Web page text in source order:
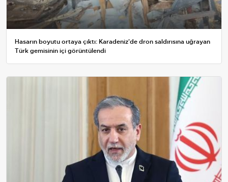
Hasarın boyutu ortaya çıktı: Karadeniz'de dron saldırısına uğrayan
Türk gemisinin içi görüntülendi